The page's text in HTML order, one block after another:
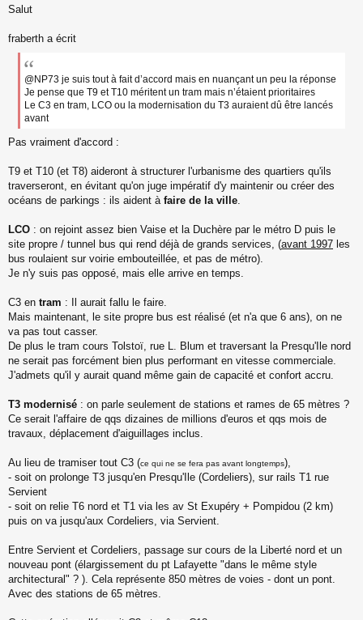
e
s
u
Salut
fraberth a écrit
@NP73 je suis tout à fait d’accord mais en nuançant un peu la réponse
Je pense que T9 et T10 méritent un tram mais n’étaient prioritaires
Le C3 en tram, LCO ou la modernisation du T3 auraient dû être lancés
avant
Pas vraiment d'accord :
T9 et T10 (et T8) aideront à structurer l'urbanisme des quartiers qu'ils
traverseront, en évitant qu'on juge impératif d'y maintenir ou créer des
océans de parkings : ils aident à faire de la ville.
LCO : on rejoint assez bien Vaise et la Duchère par le métro D puis le
site propre / tunnel bus qui rend déjà de grands services, (avant 1997 les
bus roulaient sur voirie embouteillée, et pas de métro).
Je n'y suis pas opposé, mais elle arrive en temps.
C3 en tram : Il aurait fallu le faire.
Mais maintenant, le site propre bus est réalisé (et n'a que 6 ans), on ne
va pas tout casser.
De plus le tram cours Tolstoï, rue L. Blum et traversant la Presqu'Ile nord
ne serait pas forcément bien plus performant en vitesse commerciale.
J'admets qu'il y aurait quand même gain de capacité et confort accru.
T3 modernisé : on parle seulement de stations et rames de 65 mètres ?
Ce serait l'affaire de qqs dizaines de millions d'euros et qqs mois de
travaux, déplacement d'aiguillages inclus.
Au lieu de tramiser tout C3 (ce qui ne se fera pas avant longtemps),
- soit on prolonge T3 jusqu'en Presqu'Ile (Cordeliers), sur rails T1 rue
Servient
- soit on relie T6 nord et T1 via les av St Exupéry + Pompidou (2 km)
puis on va jusqu'aux Cordeliers, via Servient.
Entre Servient et Cordeliers, passage sur cours de la Liberté nord et un
nouveau pont (élargissement du pt Lafayette "dans le même style
architectural" ? ). Cela représente 850 mètres de voies - dont un pont.
Avec des stations de 65 mètres.